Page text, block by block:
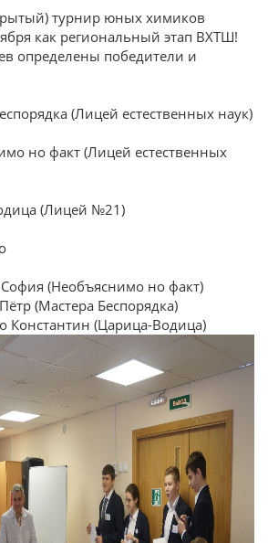
турнир юных химиков
как региональный этап ВХТШ!
определены победители и
(Лицей естественных наук)
но факт (Лицей естественных
(Лицей №21)
(Необъяснимо но факт)
(Мастера Беспорядка)
Константин (Царица-Водица)